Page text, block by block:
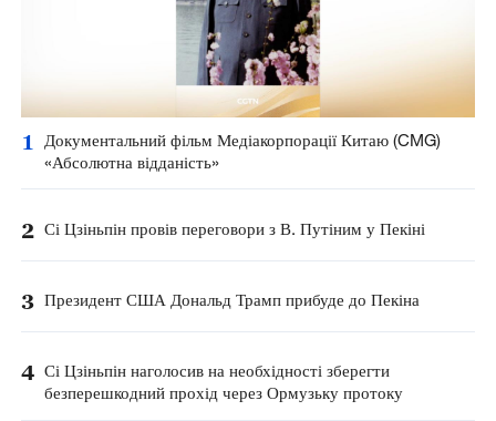
1
Документальний фільм Медіакорпорації Китаю (CMG)
«Абсолютна відданість»
2 Сі Цзіньпін провів переговори з В. Путіним у Пекіні
3 Президент США Дональд Трамп прибуде до Пекіна
4 Сі Цзіньпін наголосив на необхідності зберегти
безперешкодний прохід через Ормузьку протоку